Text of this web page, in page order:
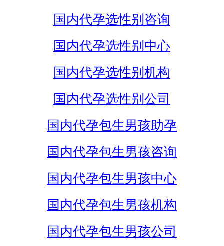
国内代孕选性别咨询
国内代孕选性别中心
国内代孕选性别机构
国内代孕选性别公司
国内代孕包生男孩助孕
国内代孕包生男孩咨询
国内代孕包生男孩中心
国内代孕包生男孩机构
国内代孕包生男孩公司